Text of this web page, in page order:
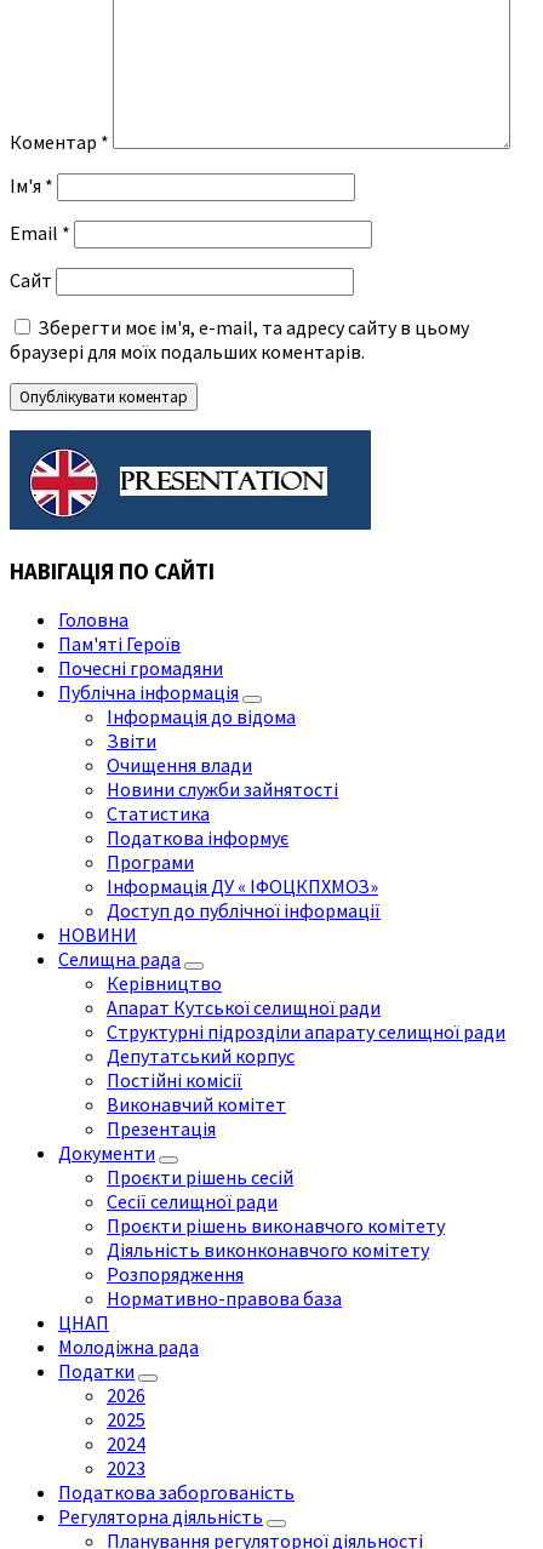
Коментар *
Ім'я *
Email *
Сайт
Зберегти моє ім'я, e-mail, та адресу сайту в цьому
браузері для моїх подальших коментарів.
НАВІГАЦІЯ ПО САЙТІ
Головна
Пам'яті Героїв
Почесні громадяни
Публічна інформація
Інформація до відома
Звіти
Очищення влади
Новини служби зайнятості
Статистика
Податкова інформує
Програми
Інформація ДУ « ІФОЦКПХМОЗ»
Доступ до публічної інформації
НОВИНИ
Селищна рада
Керівництво
Апарат Кутської селищної ради
Структурні підрозділи апарату селищної ради
Депутатський корпус
Постійні комісії
Виконавчий комітет
Презентація
Документи
Проєкти рішень сесій
Сесії селищної ради
Проєкти рішень виконавчого комітету
Діяльність виконконавчого комітету
Розпорядження
Нормативно-правова база
ЦНАП
Молодіжна рада
Податки
2026
2025
2024
2023
Податкова заборгованість
Регуляторна діяльність
Планування регуляторної діяльності